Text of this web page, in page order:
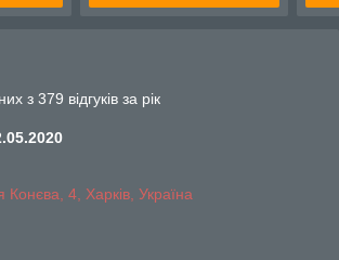
з 379 відгуків за рік
Конєва, 4, Харків, Україна